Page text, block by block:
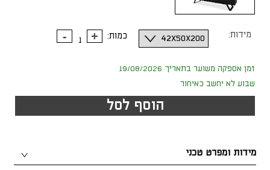
מידות: כמות:
זמן אספקה משוער בתאריך 19/08/2026
שבוע לא יחשב כאיחור
הוסף לסל
מידות ומפרט טכני